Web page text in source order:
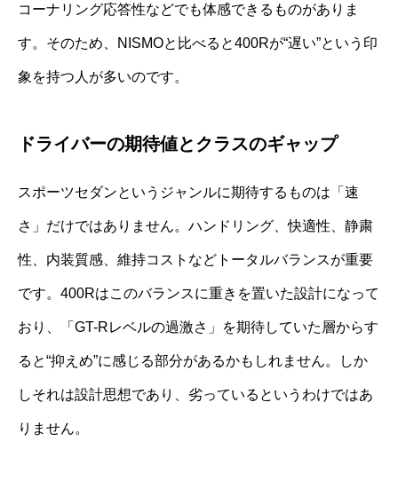
コーナリング応答性などでも体感できるものがありま
す。そのため、NISMOと比べると400Rが“遅い”という印
象を持つ人が多いのです。
ドライバーの期待値とクラスのギャップ
スポーツセダンというジャンルに期待するものは「速
さ」だけではありません。ハンドリング、快適性、静粛
性、内装質感、維持コストなどトータルバランスが重要
です。400Rはこのバランスに重きを置いた設計になって
おり、「GT-Rレベルの過激さ」を期待していた層からす
ると“抑えめ”に感じる部分があるかもしれません。しか
しそれは設計思想であり、劣っているというわけではあ
りません。